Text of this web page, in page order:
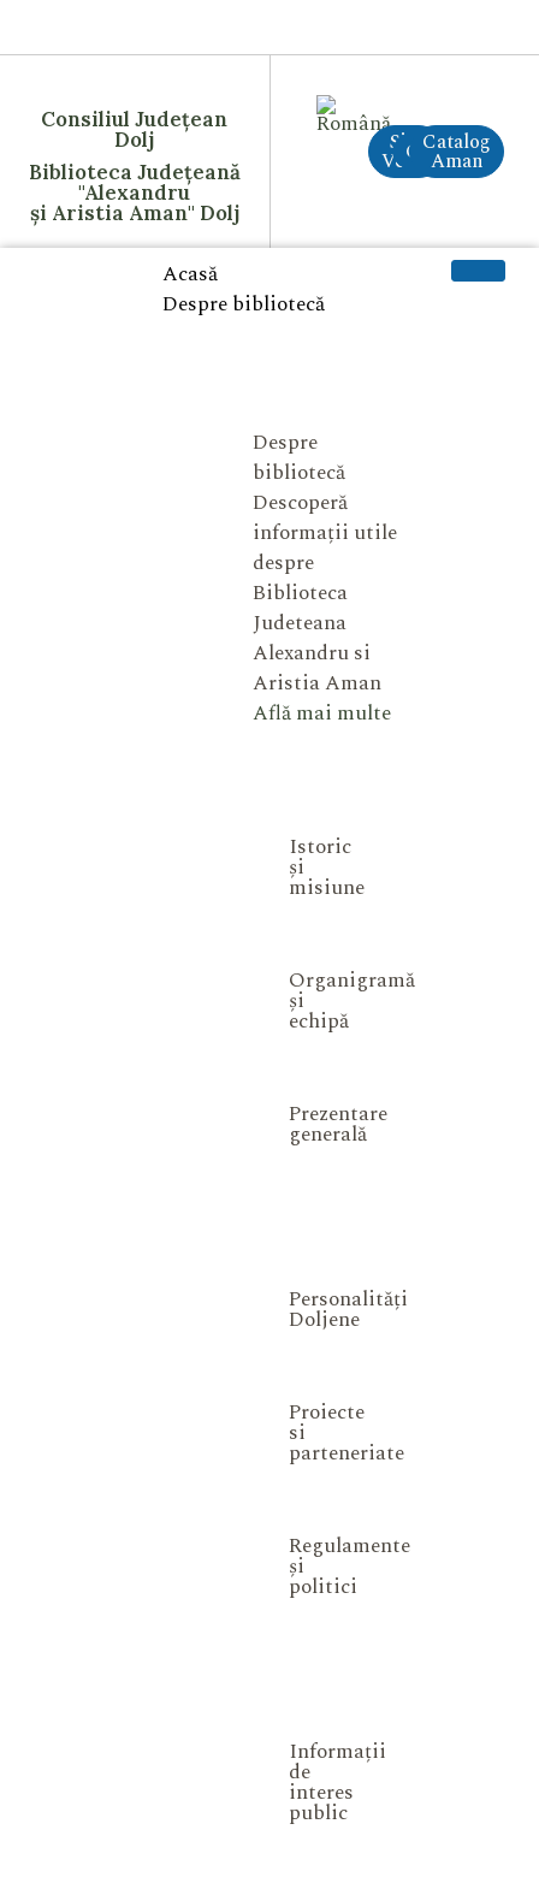
Consiliul Județean
Dolj
Biblioteca Județeană
"Alexandru
și Aristia Aman" Dolj
Site
VechiCreAI
Catalog
Aman
Acasă
Despre bibliotecă
Despre
bibliotecă
Descoperă
informații utile
despre
Biblioteca
Judeteana
Alexandru si
Aristia Aman
Află mai multe
Istoric
și
misiune
Organigramă
și
echipă
Prezentare
generală
Personalități
Doljene
Proiecte
si
parteneriate
Regulamente
și
politici
Informații
de
interes
public